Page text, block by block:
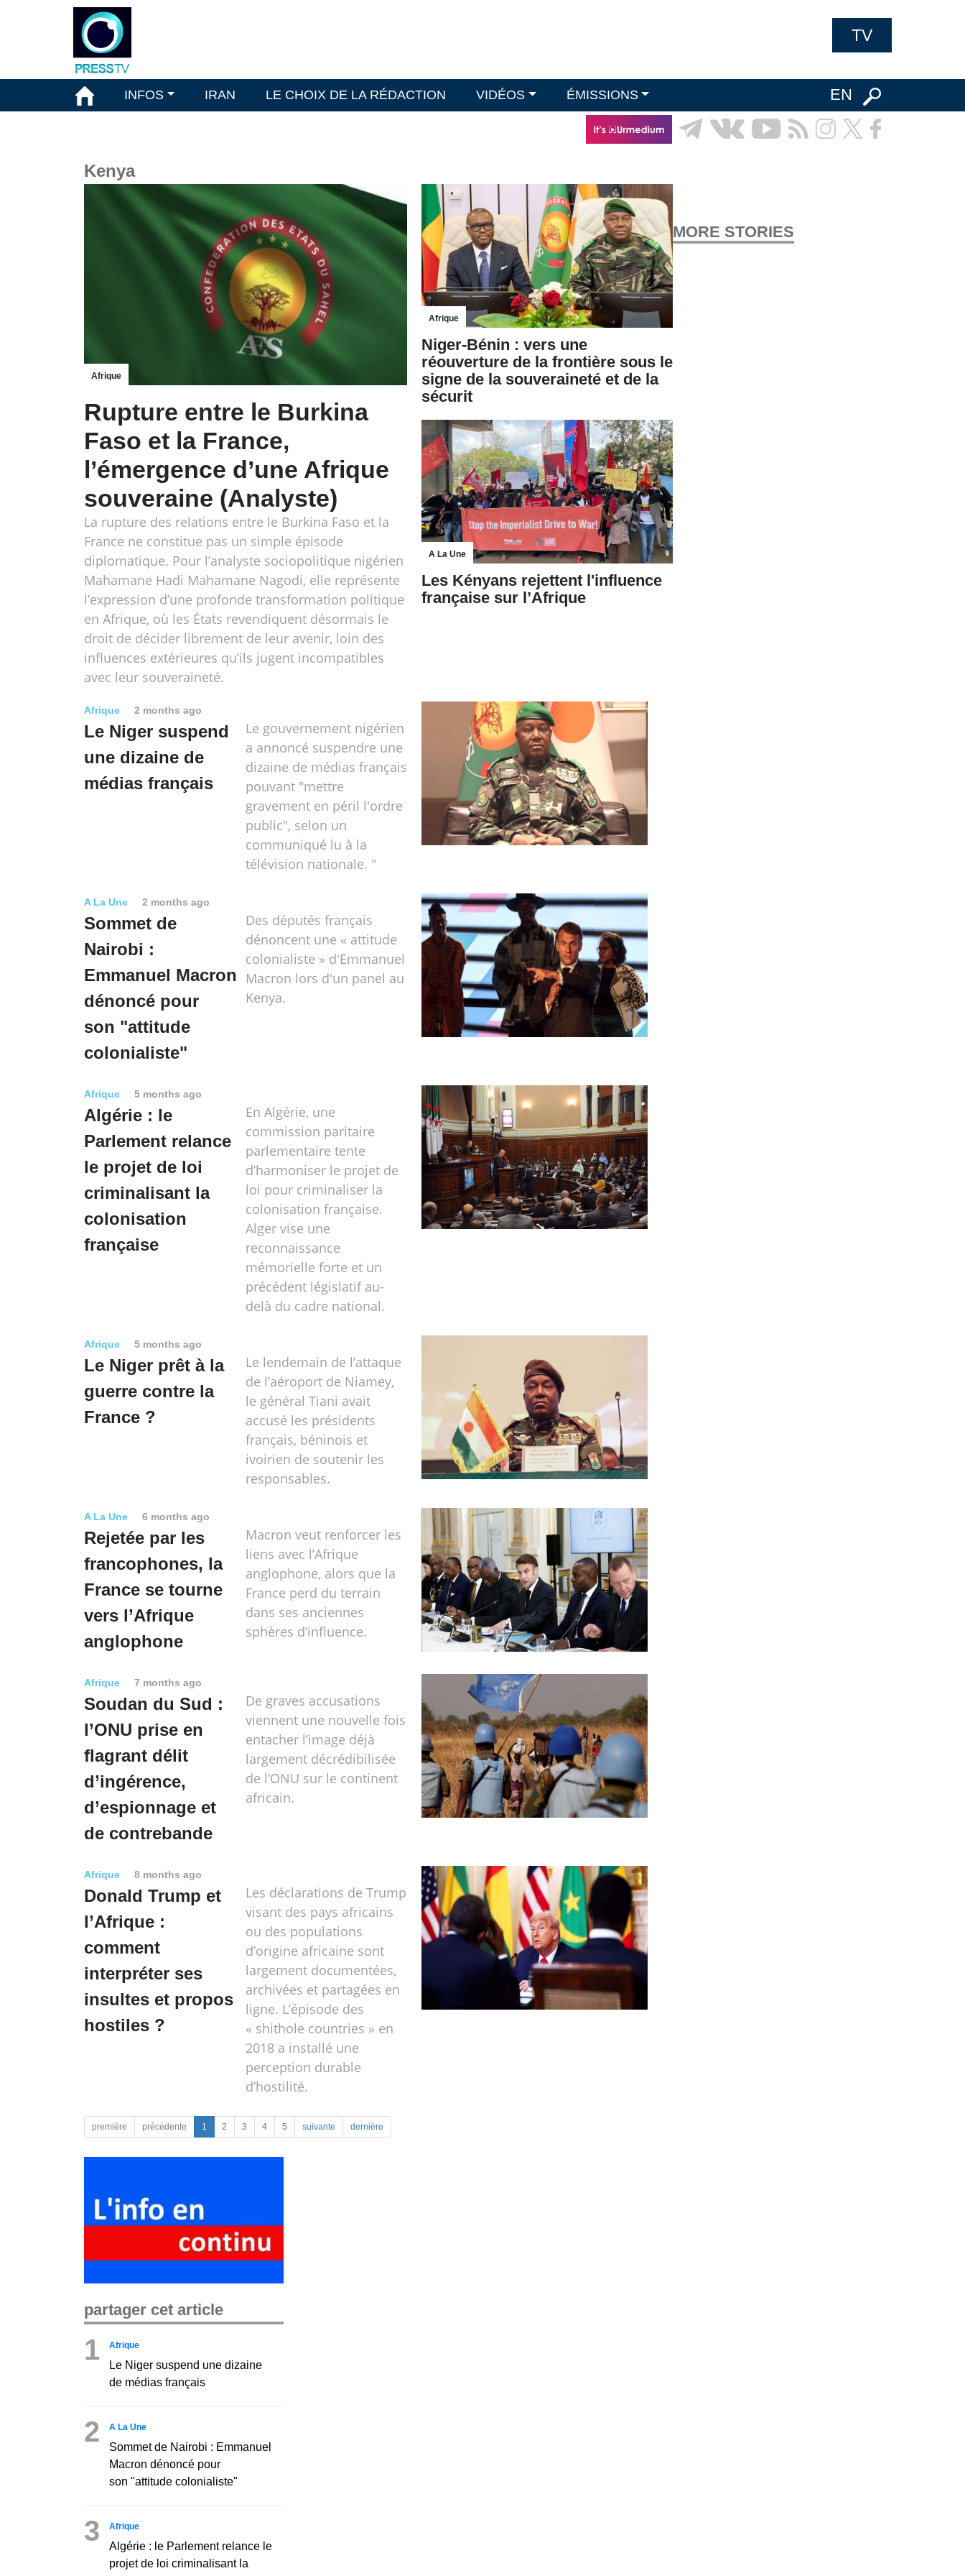
TV
INFOS IRAN LE CHOIX DE LA RÉDACTION VIDÉOS ÉMISSIONS EN
Kenya
Afrique
Rupture entre le Burkina
Faso et la France,
l’émergence d’une Afrique
souveraine (Analyste)
La rupture des relations entre le Burkina Faso et la
France ne constitue pas un simple épisode
diplomatique. Pour l’analyste sociopolitique nigérien
Mahamane Hadi Mahamane Nagodi, elle représente
l’expression d’une profonde transformation politique
en Afrique, où les États revendiquent désormais le
droit de décider librement de leur avenir, loin des
influences extérieures qu’ils jugent incompatibles
avec leur souveraineté.
Afrique
Niger-Bénin : vers une
réouverture de la frontière sous le
signe de la souveraineté et de la
sécurit
A La Une
Les Kényans rejettent l'influence
française sur l’Afrique
MORE STORIES
Afrique 2 months ago
Le Niger suspend
une dizaine de
médias français
Le gouvernement nigérien
a annoncé suspendre une
dizaine de médias français
pouvant "mettre
gravement en péril l'ordre
public", selon un
communiqué lu à la
télévision nationale. "
A La Une 2 months ago
Sommet de
Nairobi :
Emmanuel Macron
dénoncé pour
son "attitude
colonialiste"
Des députés français
dénoncent une « attitude
colonialiste » d'Emmanuel
Macron lors d'un panel au
Kenya.
Afrique 5 months ago
Algérie : le
Parlement relance
le projet de loi
criminalisant la
colonisation
française
En Algérie, une
commission paritaire
parlementaire tente
d’harmoniser le projet de
loi pour criminaliser la
colonisation française.
Alger vise une
reconnaissance
mémorielle forte et un
précédent législatif au-
delà du cadre national.
Afrique 5 months ago
Le Niger prêt à la
guerre contre la
France ?
Le lendemain de l’attaque
de l’aéroport de Niamey,
le général Tiani avait
accusé les présidents
français, béninois et
ivoirien de soutenir les
responsables.
A La Une 6 months ago
Rejetée par les
francophones, la
France se tourne
vers l’Afrique
anglophone
Macron veut renforcer les
liens avec l’Afrique
anglophone, alors que la
France perd du terrain
dans ses anciennes
sphères d’influence.
Afrique 7 months ago
Soudan du Sud :
l’ONU prise en
flagrant délit
d’ingérence,
d’espionnage et
de contrebande
De graves accusations
viennent une nouvelle fois
entacher l’image déjà
largement décrédibilisée
de l’ONU sur le continent
africain.
Afrique 8 months ago
Donald Trump et
l’Afrique :
comment
interpréter ses
insultes et propos
hostiles ?
Les déclarations de Trump
visant des pays africains
ou des populations
d’origine africaine sont
largement documentées,
archivées et partagées en
ligne. L’épisode des
« shithole countries » en
2018 a installé une
perception durable
d’hostilité.
première précédente 1 2 3 4 5 suivante dernière
partager cet article
1 Afrique
Le Niger suspend une dizaine
de médias français
2 A La Une
Sommet de Nairobi : Emmanuel
Macron dénoncé pour
son "attitude colonialiste"
3 Afrique
Algérie : le Parlement relance le
projet de loi criminalisant la